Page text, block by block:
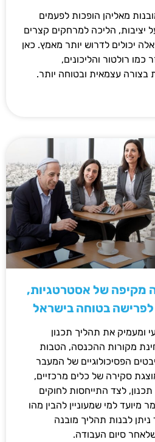
מאליהן הופכות לפעמים
יציבות, הליכה למרחקים קצרים
יכולים לדרוש יותר מאמץ. כאן
כמו רולטור והליכונים,
עצמאית ובטוחה יותר.
מקיפה של אסטרטגיות,
לפרישה בטוחה בישראל
ומעמיק את תהליך תכנון
מקורות ההכנסה, הטבות
הפסיכולוגיים של המעבר
סקירה של כלים מרכזיים,
תכנון, לצד התייחסות לחוקים
מיועד למי שמעוניין להבין מהו
ניתן לבנות תהליך מובנה
סיום העבודה.